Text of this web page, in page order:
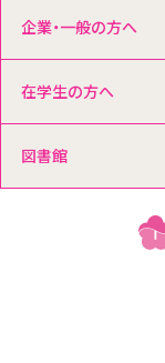
企業・一般の方へ
在学生の方へ
図書館